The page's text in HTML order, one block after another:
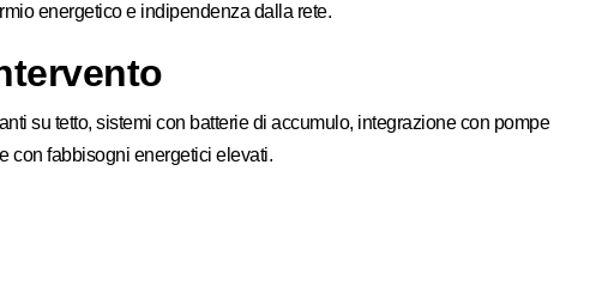
energetico e indipendenza dalla rete.
su tetto, sistemi con batterie di accumulo, integrazione con pompe
con fabbisogni energetici elevati.